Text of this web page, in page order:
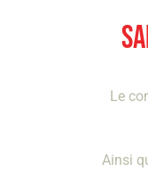
Le
Ainsi